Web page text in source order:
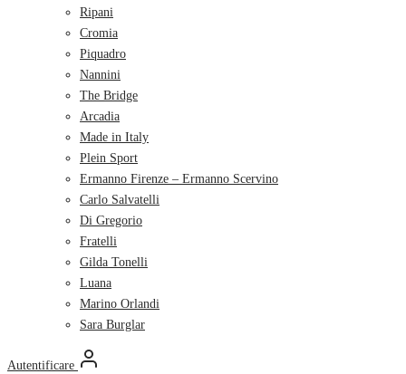
Ripani
Cromia
Piquadro
Nannini
The Bridge
Arcadia
Made in Italy
Plein Sport
Ermanno Firenze – Ermanno Scervino
Carlo Salvatelli
Di Gregorio
Fratelli
Gilda Tonelli
Luana
Marino Orlandi
Sara Burglar
Autentificare